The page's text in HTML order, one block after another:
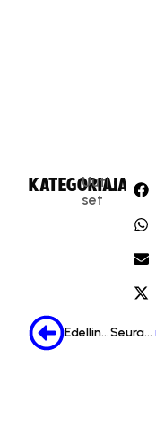
KATEGORIA:
Uuti
set
JAA:
Edellinen Seuraava